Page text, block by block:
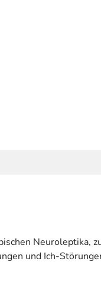
Neuroleptika,
und Ich-